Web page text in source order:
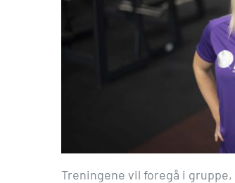
Treningene vil foregå i